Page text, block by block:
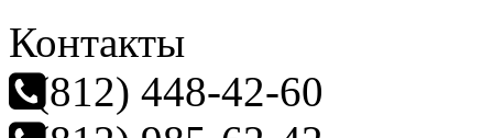
Контакты
(812) 448-42-60